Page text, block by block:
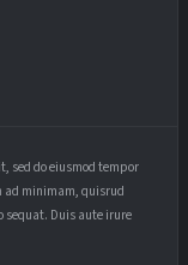
sed do eiusmod tempor
ad minimam, quisrud
sequat. Duis aute irure